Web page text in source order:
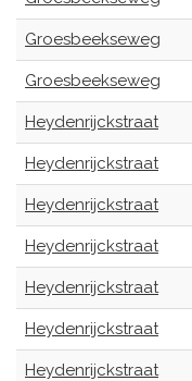
Groesbeekseweg
Groesbeekseweg
Heydenrijckstraat
Heydenrijckstraat
Heydenrijckstraat
Heydenrijckstraat
Heydenrijckstraat
Heydenrijckstraat
Heydenrijckstraat